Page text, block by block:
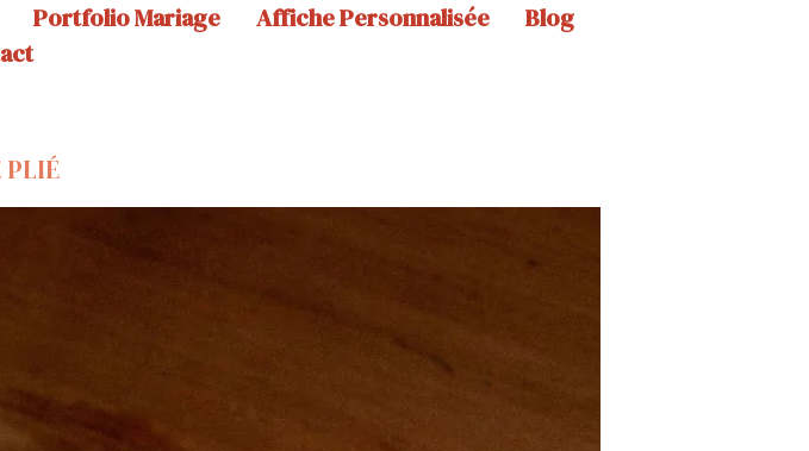
Portfolio Mariage Affiche Personnalisée
Blog
PLIÉ